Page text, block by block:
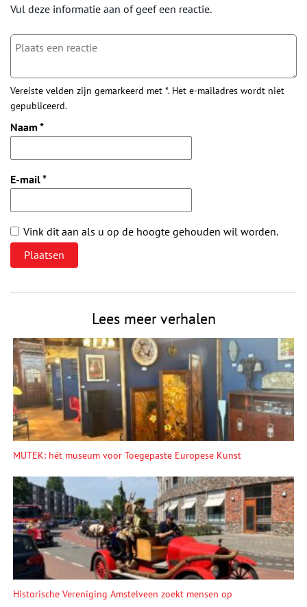
Vul deze informatie aan of geef een reactie.
Vereiste velden zijn gemarkeerd met *. Het e-mailadres wordt niet
gepubliceerd.
Naam *
E-mail*
Vink dit aan als u op de hoogte gehouden wil worden.
Lees meer verhalen
MUTEK: hét museum voor Toegepaste Europese Kunst
Historische Vereniging Amstelveen zoekt mensen op